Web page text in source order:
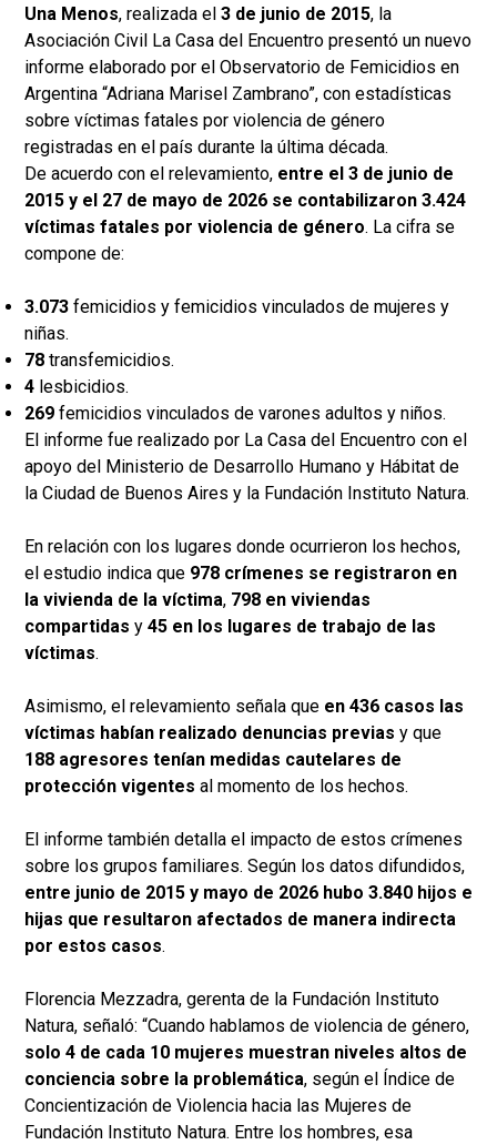
Una Menos, realizada el 3 de junio de 2015, la
Asociación Civil La Casa del Encuentro presentó un nuevo
informe elaborado por el Observatorio de Femicidios en
Argentina “Adriana Marisel Zambrano”, con estadísticas
sobre víctimas fatales por violencia de género
registradas en el país durante la última década.
De acuerdo con el relevamiento, entre el 3 de junio de
2015 y el 27 de mayo de 2026 se contabilizaron 3.424
víctimas fatales por violencia de género. La cifra se
compone de:
3.073 femicidios y femicidios vinculados de mujeres y
niñas.
78 transfemicidios.
4 lesbicidios.
269 femicidios vinculados de varones adultos y niños.
El informe fue realizado por La Casa del Encuentro con el
apoyo del Ministerio de Desarrollo Humano y Hábitat de
la Ciudad de Buenos Aires y la Fundación Instituto Natura.
En relación con los lugares donde ocurrieron los hechos,
el estudio indica que 978 crímenes se registraron en
la vivienda de la víctima, 798 en viviendas
compartidas y 45 en los lugares de trabajo de las
víctimas.
Asimismo, el relevamiento señala que en 436 casos las
víctimas habían realizado denuncias previas y que
188 agresores tenían medidas cautelares de
protección vigentes al momento de los hechos.
El informe también detalla el impacto de estos crímenes
sobre los grupos familiares. Según los datos difundidos,
entre junio de 2015 y mayo de 2026 hubo 3.840 hijos e
hijas que resultaron afectados de manera indirecta
por estos casos.
Florencia Mezzadra, gerenta de la Fundación Instituto
Natura, señaló: “Cuando hablamos de violencia de género,
solo 4 de cada 10 mujeres muestran niveles altos de
conciencia sobre la problemática, según el Índice de
Concientización de Violencia hacia las Mujeres de
Fundación Instituto Natura. Entre los hombres, esa